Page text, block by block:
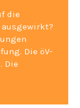
die
Die öV-
Die